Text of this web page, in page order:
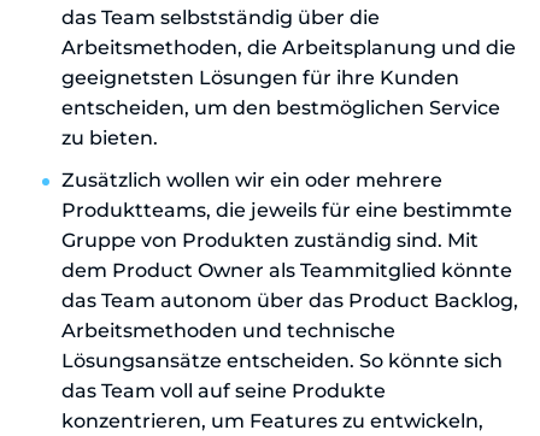
das Team selbstständig über die
Arbeitsmethoden, die Arbeitsplanung und die
geeignetsten Lösungen für ihre Kunden
entscheiden, um den bestmöglichen Service
zu bieten.
Zusätzlich wollen wir ein oder mehrere
Produktteams, die jeweils für eine bestimmte
Gruppe von Produkten zuständig sind. Mit
dem Product Owner als Teammitglied könnte
das Team autonom über das Product Backlog,
Arbeitsmethoden und technische
Lösungsansätze entscheiden. So könnte sich
das Team voll auf seine Produkte
konzentrieren, um Features zu entwickeln,